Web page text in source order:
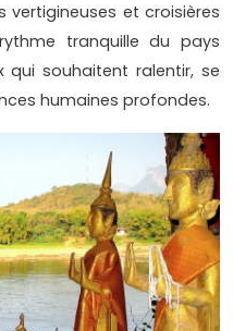
vertigineuses et croisières
tranquille du pays
souhaitent ralentir, se
humaines profondes.